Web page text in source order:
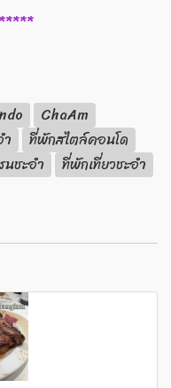
ChaAm
ำ
ที่พักสไตล์คอนโด
นชะอำ
ที่พักเที่ยวชะอำ